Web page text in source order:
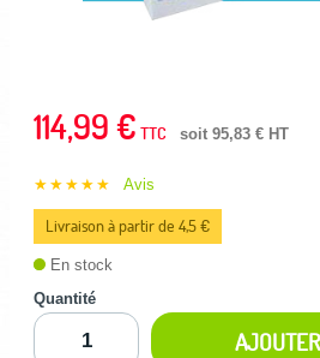
114,99 € TTC soit 95,83 € HT
★★★★★ Avis
Livraison à partir de 4,5 €
En stock
Quantité